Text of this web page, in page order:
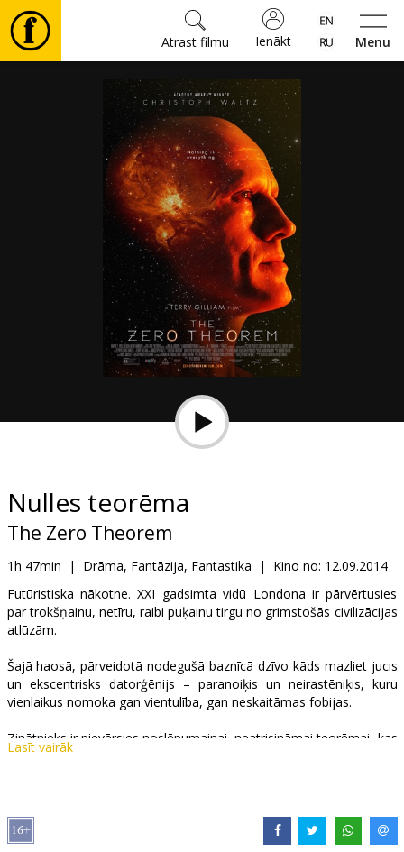
Menu
Ienākt
Atrast filmu
Pasākumi
B2B
Kino
Klubs
Nulles teorēma
The Zero Theorem
1h 47min | Drāma, Fantāzija, Fantastika | Kino no: 12.09.2014
Futūristiska nākotne. XXI gadsimta vidū Londona ir pārvērtusies
par trokšņainu, netīru, raibi puķainu tirgu no grimstošās civilizācijas
atlūzām.
Šajā haosā, pārveidotā nodegušā baznīcā dzīvo kāds mazliet jucis
un ekscentrisks datorģēnijs – paranoiķis un neirastēniķis, kuru
vienlaikus nomoka gan vientulība, gan neskaitāmas fobijas.
Zinātnieks ir pievērsies noslēpumainai, neatrisināmai teorēmai, kas
spētu apstiprināt esamības niecīgumu un bezjēdzību. Šo risinājumu
viņiem ir ieinteresēts, lai Nulles teorēma tiktu pierādīta vai apgāzta.
Lasīt vairāk